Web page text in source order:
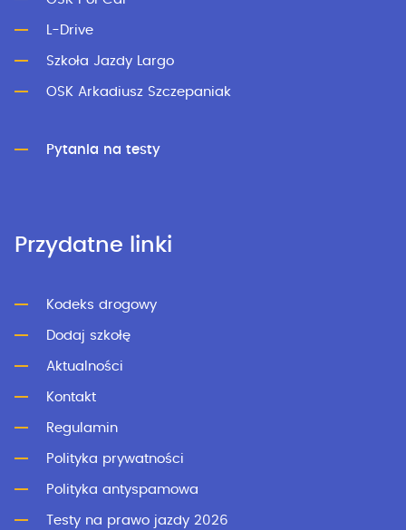
L-Drive
Szkoła Jazdy Largo
OSK Arkadiusz Szczepaniak
Pytania na testy
Przydatne linki
Kodeks drogowy
Dodaj szkołę
Aktualności
Kontakt
Regulamin
Polityka prywatności
Polityka antyspamowa
Testy na prawo jazdy 2026